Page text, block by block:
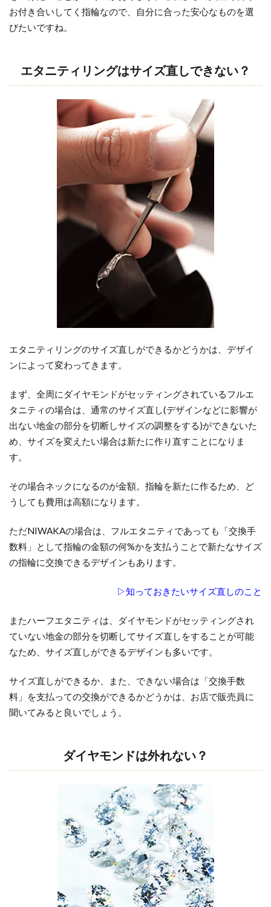
お付き合いしてく指輪なので、自分に合った安心なものを選
びたいですね。
エタニティリングはサイズ直しできない？
エタニティリングのサイズ直しができるかどうかは、デザイ
ンによって変わってきます。
まず、全周にダイヤモンドがセッティングされているフルエ
タニティの場合は、通常のサイズ直し(デザインなどに影響が
出ない地金の部分を切断しサイズの調整をする)ができないた
め、サイズを変えたい場合は新たに作り直すことになりま
す。
その場合ネックになるのが金額。指輪を新たに作るため、ど
うしても費用は高額になります。
ただNIWAKAの場合は、フルエタニティであっても「交換手
数料」として指輪の金額の何%かを支払うことで新たなサイズ
の指輪に交換できるデザインもあります。
▷知っておきたいサイズ直しのこと
またハーフエタニティは、ダイヤモンドがセッティングされ
ていない地金の部分を切断してサイズ直しをすることが可能
なため、サイズ直しができるデザインも多いです。
サイズ直しができるか、また、できない場合は「交換手数
料」を支払っての交換ができるかどうかは、お店で販売員に
聞いてみると良いでしょう。
ダイヤモンドは外れない？